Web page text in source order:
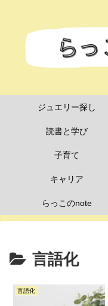
ジュエリー探し
読書と学び
子育て
キャリア
らっこのnote
言語化
言語化